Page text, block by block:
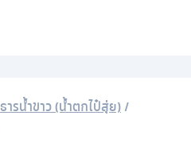
ธารน้ำขาว (น้ำตกไป๋สุ่ย)/